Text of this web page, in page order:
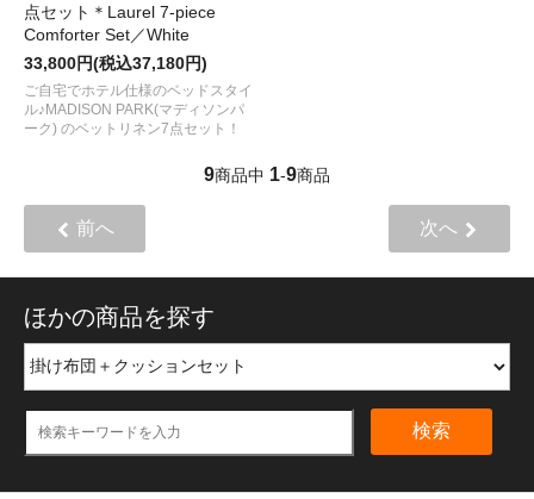
点セット＊Laurel 7-piece
Comforter Set／White
33,800円(税込37,180円)
ご自宅でホテル仕様のベッドスタイ
ル♪MADISON PARK(マディソンパ
ーク) のベットリネン7点セット！
9商品中 1-9商品
前へ 次へ
ほかの商品を探す
検索